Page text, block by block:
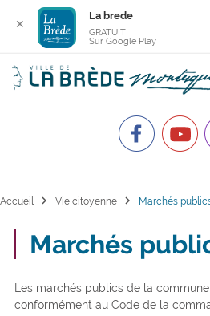
Accueil chevron_right Vie citoyenne chevron_right Marchés
Marchés
Les marchés publics de la
conformément au Code de la
✕
La brede
GRATUIT
Sur Google Play